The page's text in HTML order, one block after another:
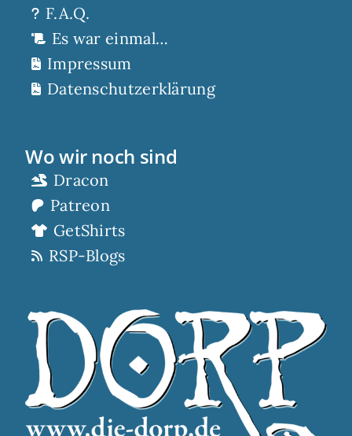
F.A.Q.
Es war einmal…
Impressum
Datenschutzerklärung
Wo wir noch sind
Dracon
Patreon
GetShirts
RSP-Blogs